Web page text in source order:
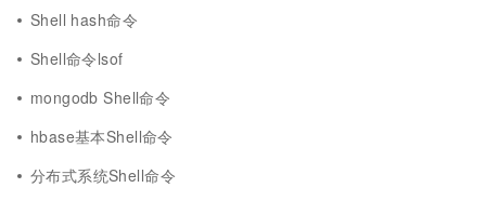
Shell hash命令
Shell命令lsof
mongodb Shell命令
hbase基本Shell命令
分布式系统Shell命令